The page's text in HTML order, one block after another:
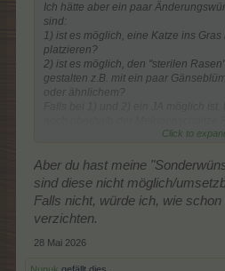
Ich hätte aber ein paar
sind:
1) ist es möglich, eine Katze ins
platzieren?
2) ist es möglich, den "sterilen
gestalten z.B. mit ein paar
oder ähnlichem?
nicht zu grossen, leicht
Falls das alles nicht geht, würde ich
und es jemandem überlassen, dem/
nämlich sehr schön
Click to
Aber du hast meine
sind diese nicht möglich/
Falls nicht, würde ich, wie
verzichten.
28 Mai 2026